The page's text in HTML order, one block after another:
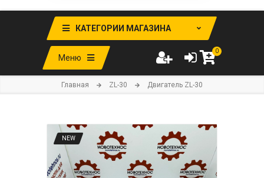
КАТЕГОРИИ МАГАЗИНА
Меню
0
Главная ZL-30 Двигатель ZL-30
NEW